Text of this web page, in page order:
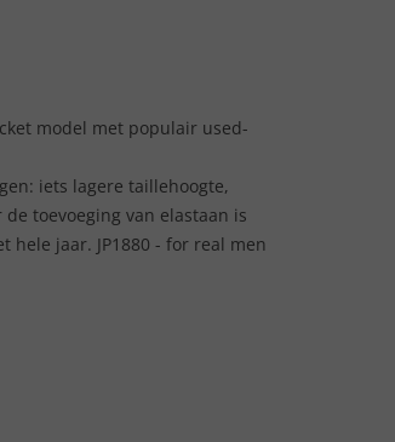
model met populair used-
iets lagere taillehoogte,
toevoeging van elastaan is
hele jaar. JP1880 - for real men